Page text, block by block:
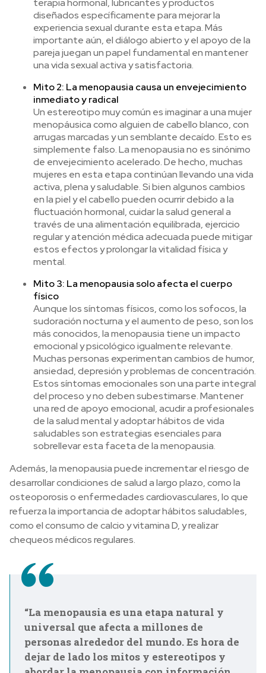
terapia hormonal, lubricantes y productos
diseñados específicamente para mejorar la
experiencia sexual durante esta etapa. Más
importante aún, el diálogo abierto y el apoyo de la
pareja juegan un papel fundamental en mantener
una vida sexual activa y satisfactoria.
Mito 2: La menopausia causa un envejecimiento
inmediato y radical
Un estereotipo muy común es imaginar a una mujer
menopáusica como alguien de cabello blanco, con
arrugas marcadas y un semblante decaído. Esto es
simplemente falso. La menopausia no es sinónimo
de envejecimiento acelerado. De hecho, muchas
mujeres en esta etapa continúan llevando una vida
activa, plena y saludable. Si bien algunos cambios
en la piel y el cabello pueden ocurrir debido a la
fluctuación hormonal, cuidar la salud general a
través de una alimentación equilibrada, ejercicio
regular y atención médica adecuada puede mitigar
estos efectos y prolongar la vitalidad física y
mental.
Mito 3: La menopausia solo afecta el cuerpo
físico
Aunque los síntomas físicos, como los sofocos, la
sudoración nocturna y el aumento de peso, son los
más conocidos, la menopausia tiene un impacto
emocional y psicológico igualmente relevante.
Muchas personas experimentan cambios de humor,
ansiedad, depresión y problemas de concentración.
Estos síntomas emocionales son una parte integral
del proceso y no deben subestimarse. Mantener
una red de apoyo emocional, acudir a profesionales
de la salud mental y adoptar hábitos de vida
saludables son estrategias esenciales para
sobrellevar esta faceta de la menopausia.
Además, la menopausia puede incrementar el riesgo de
desarrollar condiciones de salud a largo plazo, como la
osteoporosis o enfermedades cardiovasculares, lo que
refuerza la importancia de adoptar hábitos saludables,
como el consumo de calcio y vitamina D, y realizar
chequeos médicos regulares.
“La menopausia es una etapa natural y
universal que afecta a millones de
personas alrededor del mundo. Es hora de
dejar de lado los mitos y estereotipos y